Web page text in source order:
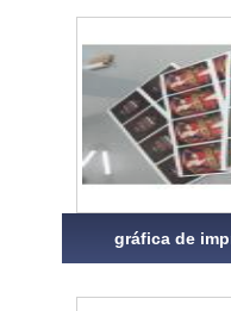
gráfica de